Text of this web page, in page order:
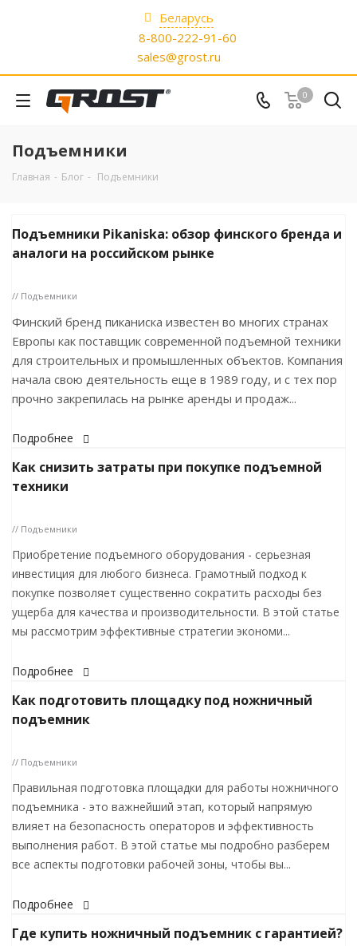
Беларусь
8-800-222-91-60
sales@grost.ru
0
Подъемники
Главная - Блог - Подъемники
Подъемники Pikaniska: обзор финского бренда и
аналоги на российском рынке
// Подъемники
Финский бренд пиканиска известен во многих странах
Европы как поставщик современной подъемной техники
для строительных и промышленных объектов. Компания
начала свою деятельность еще в 1989 году, и с тех пор
прочно закрепилась на рынке аренды и продаж...
Подробнее
Как снизить затраты при покупке подъемной
техники
// Подъемники
Приобретение подъемного оборудования - серьезная
инвестиция для любого бизнеса. Грамотный подход к
покупке позволяет существенно сократить расходы без
ущерба для качества и производительности. В этой статье
мы рассмотрим эффективные стратегии экономи...
Подробнее
Как подготовить площадку под ножничный
подъемник
// Подъемники
Правильная подготовка площадки для работы ножничного
подъемника - это важнейший этап, который напрямую
влияет на безопасность операторов и эффективность
выполнения работ. В этой статье мы подробно разберем
все аспекты подготовки рабочей зоны, чтобы вы...
Подробнее
Где купить ножничный подъемник с гарантией?